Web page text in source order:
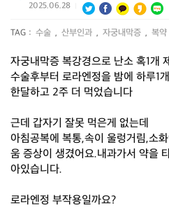
2025.06.28
TAG : 수술 , 산부인과 , 자궁내막증 , 복약
자궁내막증 복강경으로 난소 혹1개
수술후부터 로라엔정을 밤에 하루1
한달하고 2주 더 먹었습니다
근데 갑자기 잘못 먹은게 없는데
아침공복에 복통,속이 울렁거림,소
움 증상이 생겼어요.내과가서 약을
아있습니다.
로라엔정 부작용일까요?